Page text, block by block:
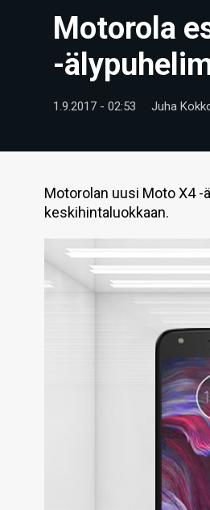
Motorola
-
1.9.2017 - 02:53 Juha
Motorolan uusi Moto X4
keskihintaluokkaan.